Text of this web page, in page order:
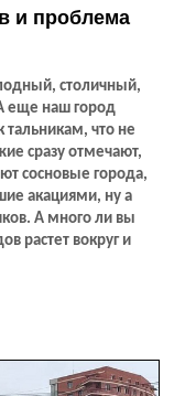
и проблема
столичный,
еще наш город
что не
сразу отмечают,
сосновые города,
акациями, ну а
А много ли вы
растет вокруг и